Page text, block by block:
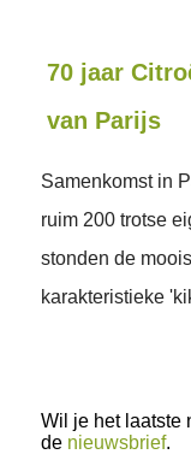
70 jaar
van Parijs
Samenkomst in
ruim 200 trotse
stonden de
karakteristieke
Wil je het laatste
de nieuwsbrief.